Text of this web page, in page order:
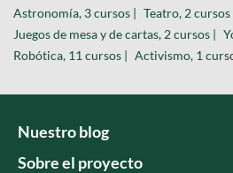
Astronomía, 3 cursos | Teatro, 2 cursos
Juegos de mesa y de cartas, 2 cursos |
Robótica, 11 cursos | Activismo, 1
Nuestro blog
Sobre el proyecto